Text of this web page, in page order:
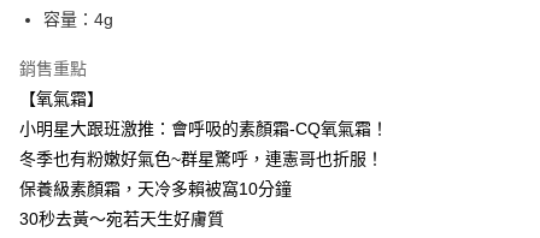
運送方式
全家取貨付款
每筆NT$85，滿NT$599(含以上)免運費
付款後全家取貨
7-11取貨付款
容量：4g
銷售重點
【氧氣霜】
小明星大跟班激推：會呼吸的素顏霜-CQ氧氣霜！
冬季也有粉嫩好氣色~群星驚呼，連憲哥也折服！
保養級素顏霜，天冷多賴被窩10分鐘
30秒去黃～宛若天生好膚質